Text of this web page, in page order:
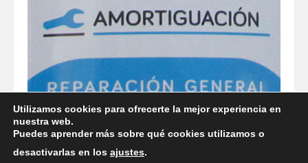
Utilizamos cookies para ofrecerte la mejor experiencia en
nuestra web.
Puedes aprender más sobre qué cookies utilizamos o
desactivarlas en los ajustes.